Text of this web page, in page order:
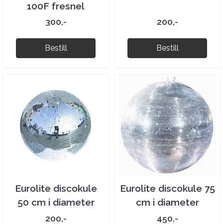
100F fresnel
300,-
Bestill
200,-
Bestill
Eurolite discokule
50 cm i diameter
200,-
Eurolite discokule 75
cm i diameter
450,-